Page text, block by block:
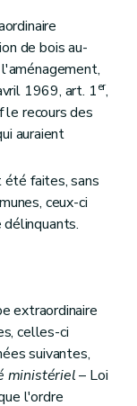
de bois au-
1969, art. 1er,
le recours des
auraient
faites, sans
ceux-ci
extraordinaire
celles-ci
suivantes,
ministériel– Loi
l'ordre